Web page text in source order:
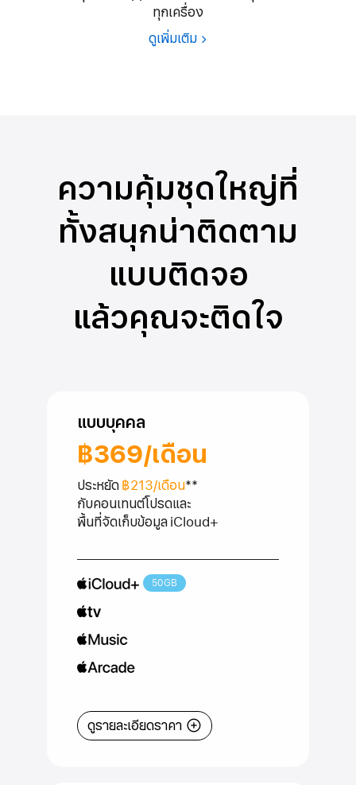
ทุกเครื่อง
ดูเพิ่มเติม
ความคุ้มชุดใหญ่ที่
ทั้งสนุกน่าติดตาม
แบบติดจอ
แล้วคุณจะติดใจ
แบบบุคคล
฿369/เดือน
ประหยัด฿213/เดือน**
กับคอนเทนต์โปรดและ
พื้นที่จัดเก็บข้อมูลiCloud+
iCloud+ 50GB
Apple
TV
Apple
Music
Apple
ดูรายละเอียดราคา